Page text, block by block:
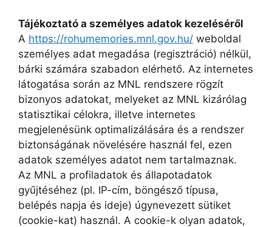
Tájékoztató a személyes adatok kezeléséről
A https://rohumemories.mnl.gov.hu/ weboldal
személyes adat megadása (regisztráció) nélkül,
bárki számára szabadon elérhető. Az internetes
látogatása során az MNL rendszere rögzít
bizonyos adatokat, melyeket az MNL kizárólag
statisztikai célokra, illetve internetes
megjelenésünk optimalizálására és a rendszer
biztonságának növelésére használ fel, ezen
adatok személyes adatot nem tartalmaznak.
Az MNL a profiladatok és állapotadatok
gyűjtéséhez (pl. IP-cím, böngésző típusa,
belépés napja és ideje) úgynevezett sütiket
(cookie-kat) használ. A cookie-k olyan adatok,